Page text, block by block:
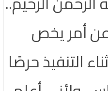
أمر يخص
التنفيذ حرصًا